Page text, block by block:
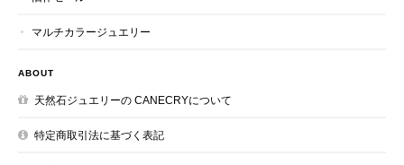
マルチカラージュエリー
ABOUT
天然石ジュエリーの CANECRYについて
特定商取引法に基づく表記